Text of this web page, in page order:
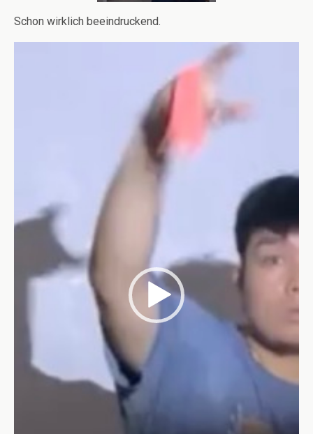
Schon wirklich beeindruckend.